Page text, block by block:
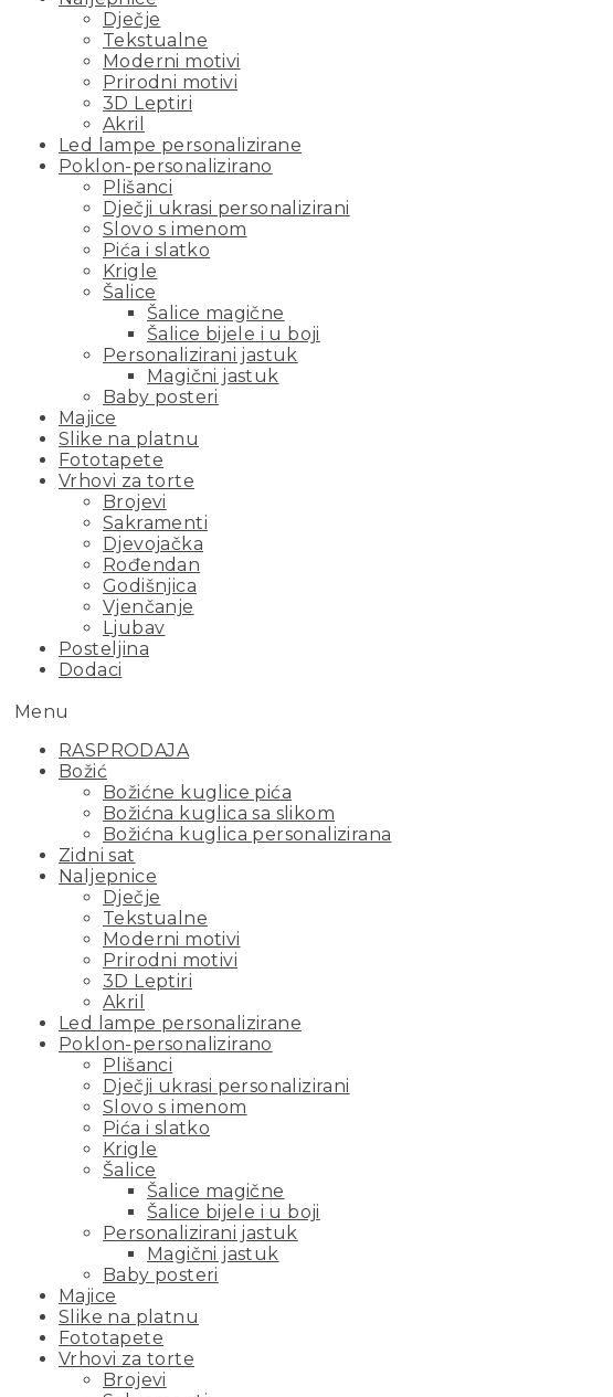
Dječje
Tekstualne
Moderni motivi
Prirodni motivi
3D Leptiri
Akril
Led lampe personalizirane
Poklon-personalizirano
Plišanci
Dječji ukrasi personalizirani
Slovo s imenom
Pića i slatko
Krigle
Šalice
Šalice magične
Šalice bijele i u boji
Personalizirani jastuk
Magični jastuk
Baby posteri
Majice
Slike na platnu
Fototapete
Vrhovi za torte
Brojevi
Sakramenti
Djevojačka
Rođendan
Godišnjica
Vjenčanje
Ljubav
Posteljina
Dodaci
Menu
RASPRODAJA
Božić
Božićne kuglice pića
Božićna kuglica sa slikom
Božićna kuglica personalizirana
Zidni sat
Naljepnice
Dječje
Tekstualne
Moderni motivi
Prirodni motivi
3D Leptiri
Akril
Led lampe personalizirane
Poklon-personalizirano
Plišanci
Dječji ukrasi personalizirani
Slovo s imenom
Pića i slatko
Krigle
Šalice
Šalice magične
Šalice bijele i u boji
Personalizirani jastuk
Magični jastuk
Baby posteri
Majice
Slike na platnu
Fototapete
Vrhovi za torte
Brojevi